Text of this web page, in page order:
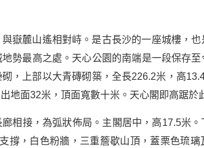
嶽麓山遙相對峙。是古長沙的一座城樓，
勢最高之處。天心公園的南端是一段保存
，上部以大青磚砌築，全長226.2米，高
地面32米，頂面寬數十米。天心閣即高踞於
相接，為弧狀佈局。主閣居中，高17.5米
撐，白色粉牆，三重簷歇山頂，蓋栗色琉